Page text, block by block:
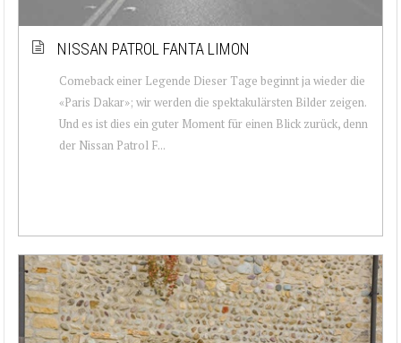
NISSAN PATROL FANTA LIMON
Comeback einer Legende Dieser Tage beginnt ja wieder die
«Paris Dakar»; wir werden die spektakulärsten Bilder zeigen.
Und es ist dies ein guter Moment für einen Blick zurück, denn
der Nissan Patrol F...